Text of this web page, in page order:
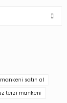
satın al
terzi mankeni